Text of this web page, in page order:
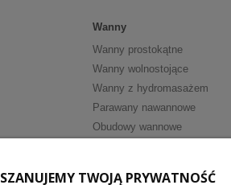
Wanny
Wanny prostokątne
Wanny wolnostojące
Wanny z hydromasażem
Parawany nawannowe
Obudowy wannowe
SZANUJEMY TWOJĄ PRYWATNOŚĆ